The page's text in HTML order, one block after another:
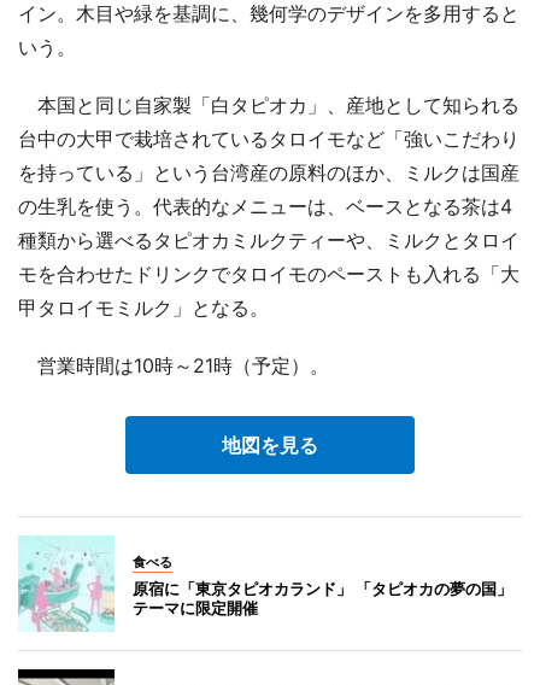
イン。木目や緑を基調に、幾何学のデザインを多用すると
いう。
本国と同じ自家製「白タピオカ」、産地として知られる
台中の大甲で栽培されているタロイモなど「強いこだわり
を持っている」という台湾産の原料のほか、ミルクは国産
の生乳を使う。代表的なメニューは、ベースとなる茶は4
種類から選べるタピオカミルクティーや、ミルクとタロイ
モを合わせたドリンクでタロイモのペーストも入れる「大
甲タロイモミルク」となる。
営業時間は10時～21時（予定）。
地図を見る
食べる
原宿に「東京タピオカランド」 「タピオカの夢の国」
テーマに限定開催